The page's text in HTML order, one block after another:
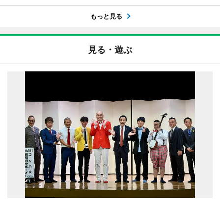
もっと見る
見る・遊ぶ